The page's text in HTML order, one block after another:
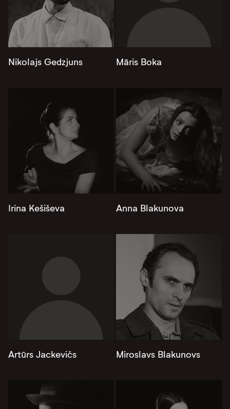
Nikolajs Gedzjuns Māris Boka
Irina Kešiševa Anna Blakunova
Artūrs Jackevičs Miroslavs Blakunovs